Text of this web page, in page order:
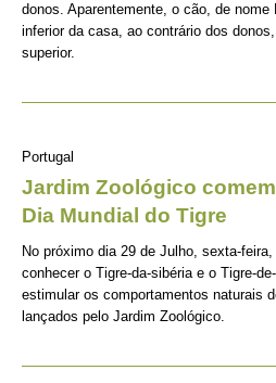
donos. Aparentemente, o cão, de
inferior da casa, ao contrário dos
superior.
Portugal
Jardim Zoológico
Dia Mundial do Tigre
No próximo dia 29 de Julho, sexta-feira,
conhecer o Tigre-da-sibéria e o Tigre-
estimular os comportamentos naturais
lançados pelo Jardim Zoológico.